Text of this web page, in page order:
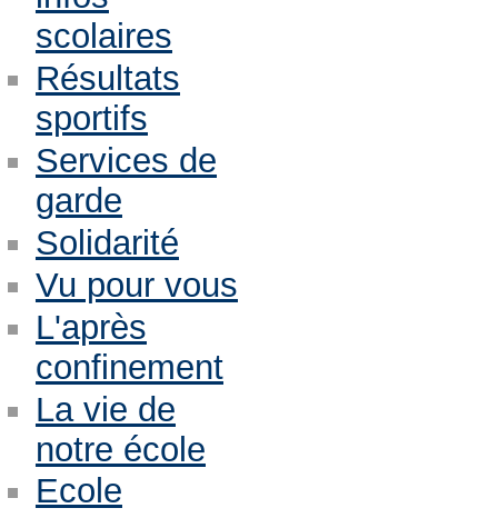
scolaires
Résultats
sportifs
Services de
garde
Solidarité
Vu pour vous
L'après
confinement
La vie de
notre école
Ecole